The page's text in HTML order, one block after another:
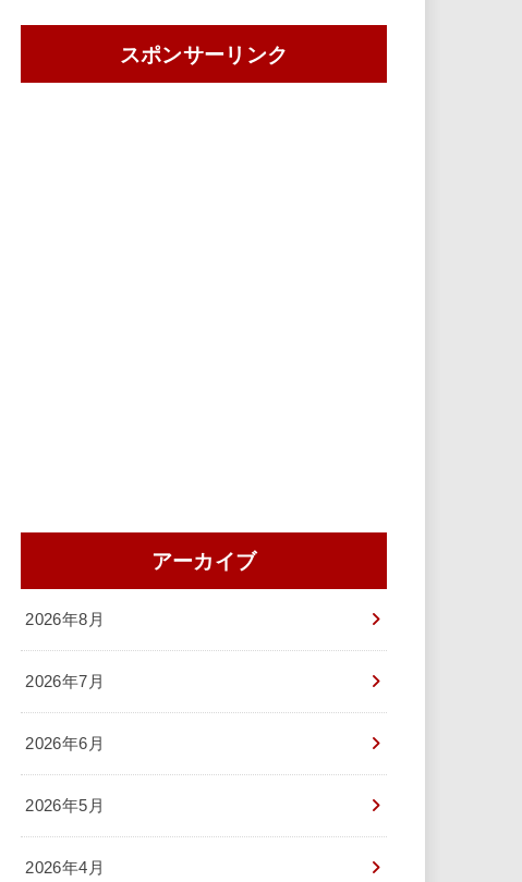
スポンサーリンク
アーカイブ
2026年8月
2026年7月
2026年6月
2026年5月
2026年4月